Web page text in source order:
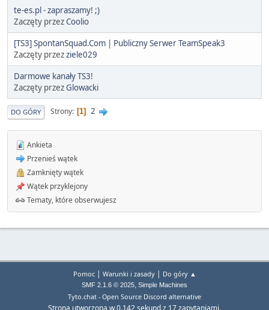
te-es.pl - zapraszamy! ;)
Zaczęty przezCoolio
[TS3] SpontanSquad.Com | Publiczny Serwer TeamSpeak3
Zaczęty przezziele029
Darmowe kanały TS3!
Zaczęty przezGlowacki
DO GÓRY Strony 1 2
Ankieta
Przenieś wątek
Zamknięty wątek
Wątek przyklejony
Tematy, które obserwujesz
Pomoc| Warunki i zasady| Do góry ▲
SMF 2.1.6 © 2025, Simple Machines
Tyto.chat - Open Source Discord alternative
Strona utworzona w 0.142 sekund z 17 zapytaniami.